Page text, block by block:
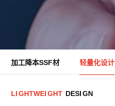
加工降本SSF材 轻量化设计
LI GHTWEI GHT DESI GN